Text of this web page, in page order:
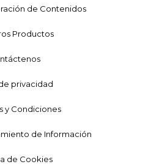
de Contenidos
Productos
privacidad
y Condiciones
de Información
de Cookies